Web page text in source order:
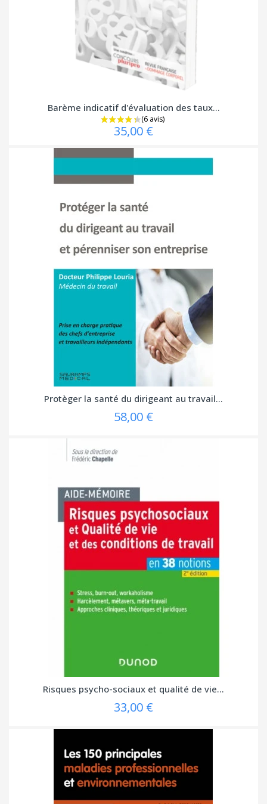
Barème indicatif d'évaluation des taux...
35,00 €
Protèger la santé du dirigeant au travail...
58,00 €
Risques psycho-sociaux et qualité de vie...
33,00 €